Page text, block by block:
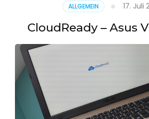
ALLGEMEIN 17. Juli
CloudReady – Asus